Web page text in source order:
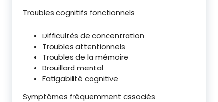
Troubles cognitifs fonctionnels
Difficultés de concentration
Troubles attentionnels
Troubles de la mémoire
Brouillard mental
Fatigabilité cognitive
Symptômes fréquemment associés